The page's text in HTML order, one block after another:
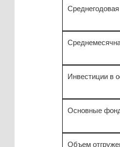
Инвестиции в
Основные
Объем